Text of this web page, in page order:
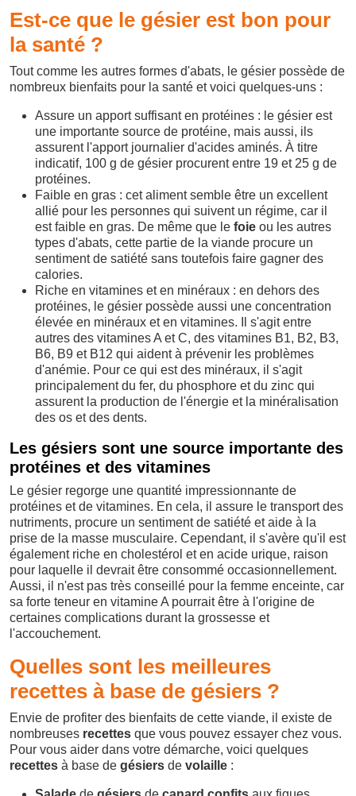
Est-ce que le gésier est bon pour
la santé ?
Tout comme les autres formes d'abats, le gésier possède de
nombreux bienfaits pour la santé et voici quelques-uns :
Assure un apport suffisant en protéines : le gésier est
une importante source de protéine, mais aussi, ils
assurent l'apport journalier d'acides aminés. À titre
indicatif, 100 g de gésier procurent entre 19 et 25 g de
protéines.
Faible en gras : cet aliment semble être un excellent
allié pour les personnes qui suivent un régime, car il
est faible en gras. De même que le foie ou les autres
types d'abats, cette partie de la viande procure un
sentiment de satiété sans toutefois faire gagner des
calories.
Riche en vitamines et en minéraux : en dehors des
protéines, le gésier possède aussi une concentration
élevée en minéraux et en vitamines. Il s'agit entre
autres des vitamines A et C, des vitamines B1, B2, B3,
B6, B9 et B12 qui aident à prévenir les problèmes
d'anémie. Pour ce qui est des minéraux, il s'agit
principalement du fer, du phosphore et du zinc qui
assurent la production de l'énergie et la minéralisation
des os et des dents.
Les gésiers sont une source importante des
protéines et des vitamines
Le gésier regorge une quantité impressionnante de
protéines et de vitamines. En cela, il assure le transport des
nutriments, procure un sentiment de satiété et aide à la
prise de la masse musculaire. Cependant, il s'avère qu'il est
également riche en cholestérol et en acide urique, raison
pour laquelle il devrait être consommé occasionnellement.
Aussi, il n'est pas très conseillé pour la femme enceinte, car
sa forte teneur en vitamine A pourrait être à l'origine de
certaines complications durant la grossesse et
l'accouchement.
Quelles sont les meilleures
recettes à base de gésiers ?
Envie de profiter des bienfaits de cette viande, il existe de
nombreuses recettes que vous pouvez essayer chez vous.
Pour vous aider dans votre démarche, voici quelques
recettes à base de gésiers de volaille :